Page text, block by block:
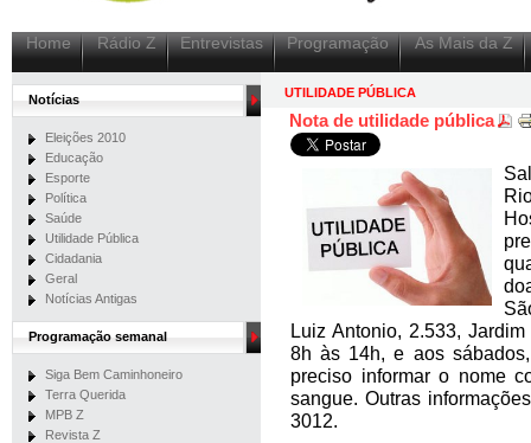
Home Rádio Z Entrevistas Programação As Mais da Z
Notícias
Eleições 2010
Educação
Esporte
Política
Saúde
Utilidade Pública
Cidadania
Geral
Notícias Antigas
Programação semanal
Siga Bem Caminhoneiro
Terra Querida
MPB Z
Revista Z
UTILIDADE PÚBLICA
Nota de utilidade pública
Luiz Antonio, 2.533,
8h às 14h, e aos
preciso informar o nome
sangue. Outras
3012.